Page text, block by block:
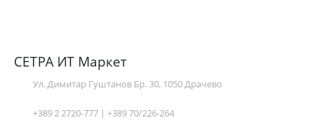
СЕТРА ИТ Маркет
Ул. Димитар Гуштанов Бр. 30, 1050 Драчево
+389 2 2720-777 | +389 70/226-264